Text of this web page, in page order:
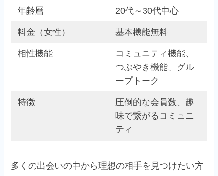
年齢層 20代～30代中心
料金（女性） 基本機能無料
相性機能
コミュニティ機能、
つぶやき機能、グル
ープトーク
特徴
圧倒的な会員数、趣
味で繋がるコミュニ
ティ
多くの出会いの中から理想の相手を見つけたい方